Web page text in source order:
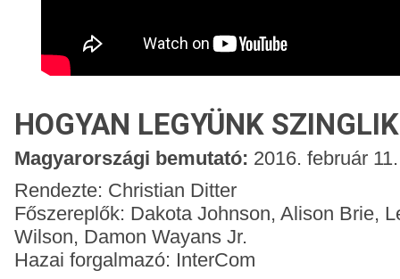
HOGYAN LEGYÜNK
Magyarországi bemutató: 2016. február 11.
Rendezte: Christian Ditter
Főszereplők: Dakota Johnson, Alison Brie,
Wilson, Damon Wayans Jr.
Hazai forgalmazó: InterCom